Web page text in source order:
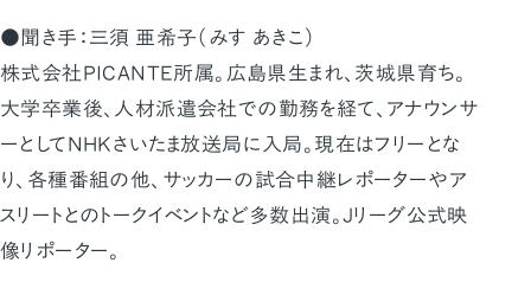
●聞き手：三須 亜希子（みす あきこ）
株式会社PICANTE所属。広島県生まれ、茨城県育ち。
大学卒業後、人材派遣会社での勤務を経て、アナウンサ
ーとしてNHKさいたま放送局に入局。現在はフリーとな
り、各種番組の他、サッカーの試合中継レポーターやア
スリートとのトークイベントなど多数出演。Jリーグ公式映
像リポーター。